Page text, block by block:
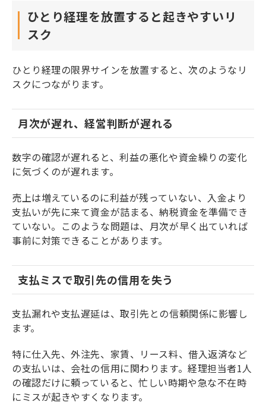
ひとり経理を放置すると起きやすいリ
スク
ひとり経理の限界サインを放置すると、次のようなリ
スクにつながります。
月次が遅れ、経営判断が遅れる
数字の確認が遅れると、利益の悪化や資金繰りの変化
に気づくのが遅れます。
売上は増えているのに利益が残っていない、入金より
支払いが先に来て資金が詰まる、納税資金を準備でき
ていない。このような問題は、月次が早く出ていれば
事前に対策できることがあります。
支払ミスで取引先の信用を失う
支払漏れや支払遅延は、取引先との信頼関係に影響し
ます。
特に仕入先、外注先、家賃、リース料、借入返済など
の支払いは、会社の信用に関わります。経理担当者1人
の確認だけに頼っていると、忙しい時期や急な不在時
にミスが起きやすくなります。